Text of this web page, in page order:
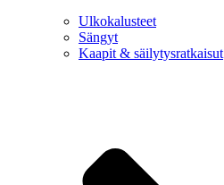
Ulkokalusteet
Sängyt
Kaapit & säilytysratkaisut